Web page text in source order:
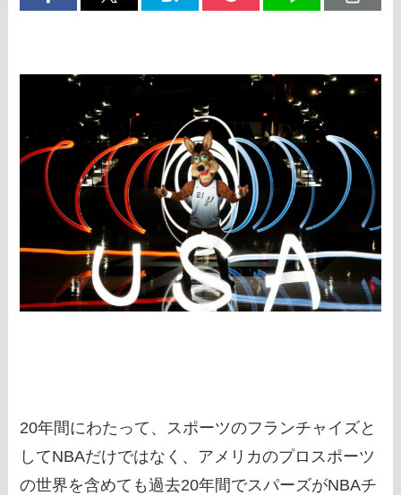
20年間にわたって、スポーツのフランチャイズと
してNBAだけではなく、アメリカのプロスポーツ
の世界を含めても過去20年間でスパーズがNBAチ